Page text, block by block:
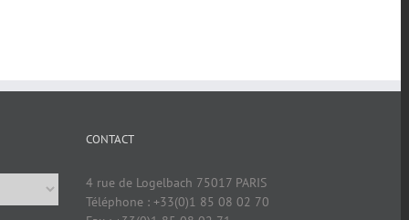
CONTACT
4 rue de Logelbach 75017 PARIS
Téléphone : +33(0)1 85 08 02 70